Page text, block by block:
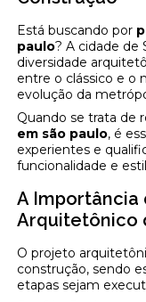
Está buscando por
paulo? A cidade de
diversidade
entre o clássico e o
evolução da
Quando se trata de
em são paulo, é
experientes e
funcionalidade e
A Importância
Arquitetônico
O projeto
construção, sendo
etapas sejam